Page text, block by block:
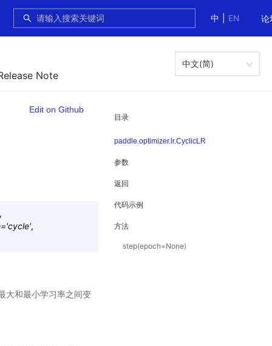
中
EN 论
Note
中文(简)
目录
paddle.optimizer.lr.CyclicLR
参数
返回
代码示例
方法
step(epoch=None)
Edit on Github
,
='cycle',
大和最小学习率之间变